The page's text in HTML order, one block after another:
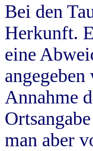
Bei den
Herkunft.
eine
Annahme
man aber